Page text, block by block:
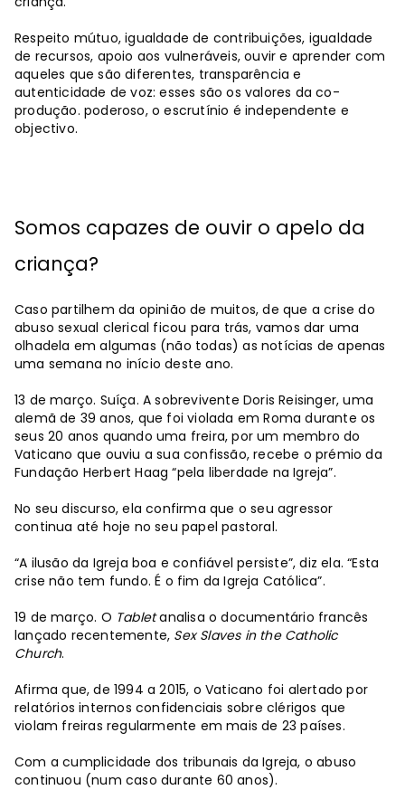
Respeito mútuo, igualdade de contribuições, igualdade
de recursos, apoio aos vulneráveis, ouvir e aprender com
aqueles que são diferentes, transparência e
autenticidade de voz: esses são os valores da co-
produção. poderoso, o escrutínio é independente e
objectivo.
Somos capazes de ouvir o apelo da
criança?
Caso partilhem da opinião de muitos, de que a crise do
abuso sexual clerical ficou para trás, vamos dar uma
olhadela em algumas (não todas) as notícias de apenas
uma semana no início deste ano.
13 de março. Suíça. A sobrevivente Doris Reisinger, uma
alemã de 39 anos, que foi violada em Roma durante os
seus 20 anos quando uma freira, por um membro do
Vaticano que ouviu a sua confissão, recebe o prémio da
Fundação Herbert Haag “pela liberdade na Igreja”.
No seu discurso, ela confirma que o seu agressor
continua até hoje no seu papel pastoral.
“A ilusão da Igreja boa e confiável persiste”, diz ela. “Esta
crise não tem fundo. É o fim da Igreja Católica”.
19 de março. O Tabletanalisa o documentário francês
lançado recentemente, Sex Slaves in the Catholic
Church.
Afirma que, de 1994 a 2015, o Vaticano foi alertado por
relatórios internos confidenciais sobre clérigos que
violam freiras regularmente em mais de 23 países.
Com a cumplicidade dos tribunais da Igreja, o abuso
continuou (num caso durante 60 anos).